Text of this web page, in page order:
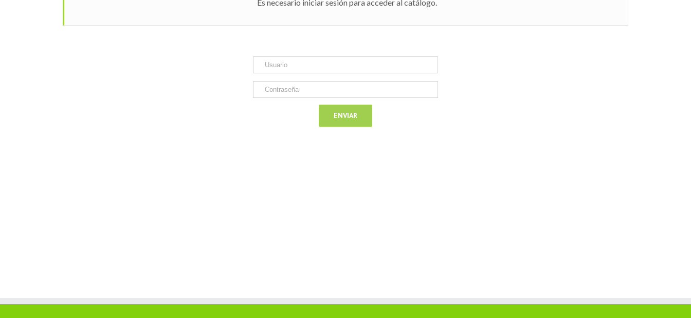
Es necesario iniciar sesión para acceder al catálogo.